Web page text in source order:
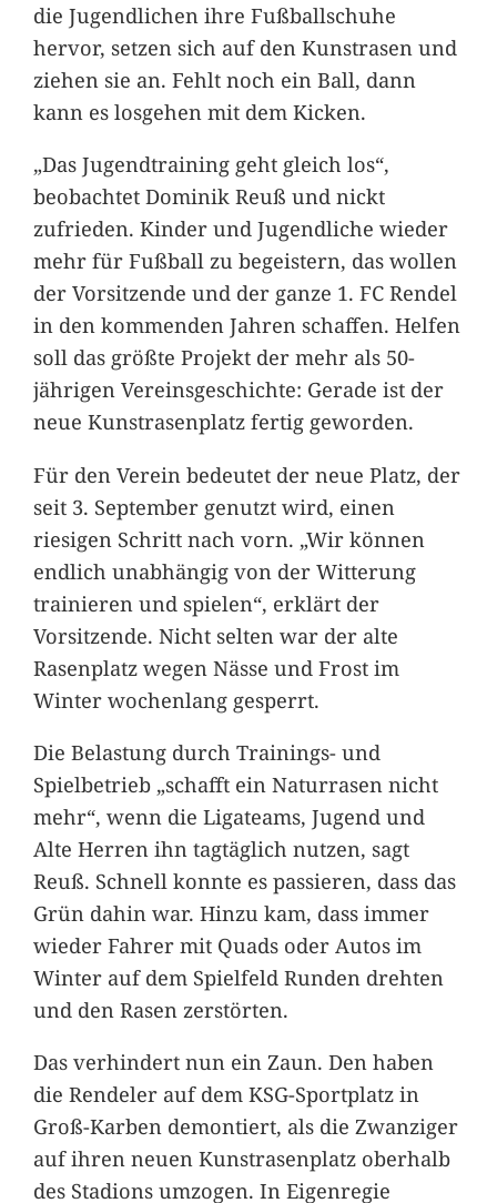
die Jugendlichen ihre Fußballschuhe
hervor, setzen sich auf den Kunstrasen und
ziehen sie an. Fehlt noch ein Ball, dann
kann es losgehen mit dem Kicken.
„Das Jugendtraining geht gleich los“,
beobachtet Dominik Reuß und nickt
zufrieden. Kinder und Jugendliche wieder
mehr für Fußball zu begeistern, das wollen
der Vorsitzende und der ganze 1. FC Rendel
in den kommenden Jahren schaffen. Helfen
soll das größte Projekt der mehr als 50-
jährigen Vereinsgeschichte: Gerade ist der
neue Kunstrasenplatz fertig geworden.
Für den Verein bedeutet der neue Platz, der
seit 3. September genutzt wird, einen
riesigen Schritt nach vorn. „Wir können
endlich unabhängig von der Witterung
trainieren und spielen“, erklärt der
Vorsitzende. Nicht selten war der alte
Rasenplatz wegen Nässe und Frost im
Winter wochenlang gesperrt.
Die Belastung durch Trainings- und
Spielbetrieb „schafft ein Naturrasen nicht
mehr“, wenn die Ligateams, Jugend und
Alte Herren ihn tagtäglich nutzen, sagt
Reuß. Schnell konnte es passieren, dass das
Grün dahin war. Hinzu kam, dass immer
wieder Fahrer mit Quads oder Autos im
Winter auf dem Spielfeld Runden drehten
und den Rasen zerstörten.
Das verhindert nun ein Zaun. Den haben
die Rendeler auf dem KSG-Sportplatz in
Groß-Karben demontiert, als die Zwanziger
auf ihren neuen Kunstrasenplatz oberhalb
des Stadions umzogen. In Eigenregie